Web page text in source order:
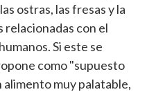
ostras, las fresas y la
con el
Si este se
como "supuesto
muy palatable,